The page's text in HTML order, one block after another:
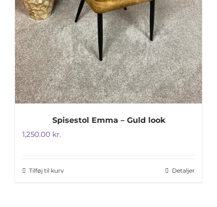
Spisestol Emma – Guld look
1,250.00 kr.
Tilføj til kurv Detaljer